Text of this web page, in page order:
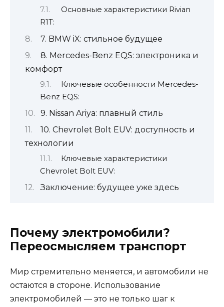
Основные характеристики Rivian
R1T:
7. BMW iX: стильное будущее
8. Mercedes-Benz EQS: электроника и
комфорт
Ключевые особенности Mercedes-
Benz EQS:
9. Nissan Ariya: плавный стиль
10. Chevrolet Bolt EUV: доступность и
технологии
Ключевые характеристики
Chevrolet Bolt EUV:
Заключение: будущее уже здесь
Почему электромобили?
Переосмысляем транспорт
Мир стремительно меняется, и автомобили не
остаются в стороне. Использование
электромобилей — это не только шаг к